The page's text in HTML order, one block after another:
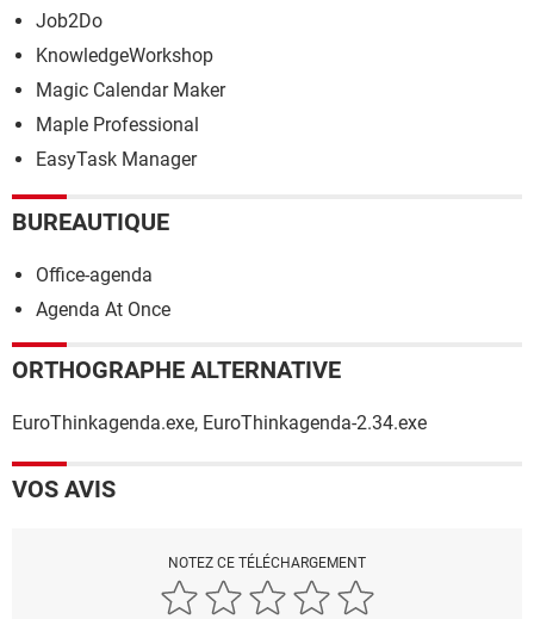
Job2Do
KnowledgeWorkshop
Magic Calendar Maker
Maple Professional
EasyTask Manager
BUREAUTIQUE
Office-agenda
Agenda At Once
ORTHOGRAPHE ALTERNATIVE
EuroThinkagenda.exe, EuroThinkagenda-2.34.exe
VOS AVIS
NOTEZ CE TÉLÉCHARGEMENT